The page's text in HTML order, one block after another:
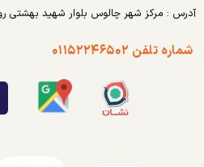
آدرس : مرکز شهر چالوس بلوار شهید بهشتی
شماره تلفن ۰۱۱۵۲۲۴۶۵۰۲